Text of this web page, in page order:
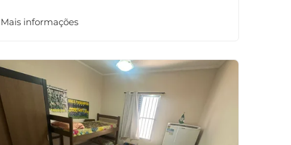
Mais informações